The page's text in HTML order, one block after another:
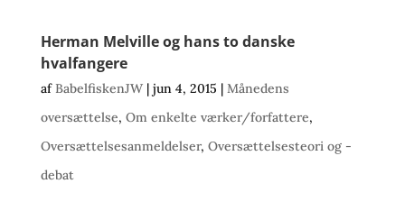
Herman Melville og hans to danske
hvalfangere
afBabelfiskenJW| jun 4, 2015 | Månedens
oversættelse, Om enkelte værker/forfattere,
Oversættelsesanmeldelser, Oversættelsesteori og -
debat